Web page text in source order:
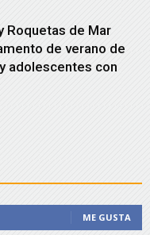
Roquetas de Mar
de verano de
adolescentes con
ME GUSTA